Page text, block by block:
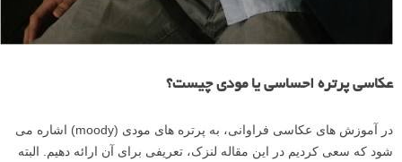
عکاسی پرتره احساسی یا مودی چیست؟
در آموزش های عکاسی فراوانی، به پرتره های مودی (moody) اشاره می
شود که سعی کردیم در این مقاله لنزک، تعریفی برای آن ارائه دهیم. البته